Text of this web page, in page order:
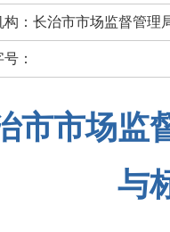
构：长治市市场监督管理
：
市市场监
与